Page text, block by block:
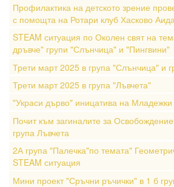
Профилактика на детското зрение
с помощта на Ротари клуб Хасково Аида
STEAM ситуация по Околен свят на
дръвче" групи "Слънчица" и "Пингвини"
Трети март 2025 в група "Слънчица" и
Трети март 2025 в група "Лъвчета"
"Украси дърво" иницатива на
Почит към загиналите за
група Лъвчета
2А група "Палечка"по темата"
STEAM ситуация
Мини проект "Сръчни ръчички" в 1 б